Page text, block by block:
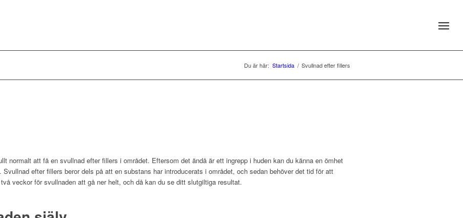
Du är här: Startsida / Svullnad efter fillers
normalt att få en svullnad efter fillers i området. Eftersom det ändå är ett ingrepp i huden kan du känna en ömhet
efter fillers beror dels på att en substans har introducerats i området, och sedan behöver det tid för att
veckor för svullnaden att gå ner helt, och då kan du se ditt slutgiltiga resultat.